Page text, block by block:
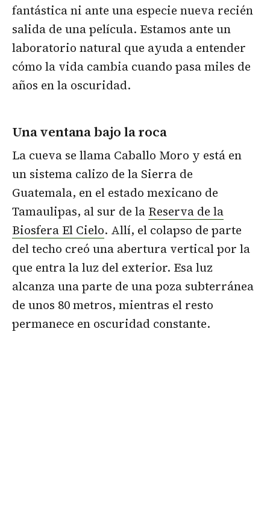
fantástica ni ante una especie nueva recién
salida de una película. Estamos ante un
laboratorio natural que ayuda a entender
cómo la vida cambia cuando pasa miles de
años en la oscuridad.
Una ventana bajo la roca
La cueva se llama Caballo Moro y está en
un sistema calizo de la Sierra de
Guatemala, en el estado mexicano de
Tamaulipas, al sur de la Reserva de la
Biosfera El Cielo. Allí, el colapso de parte
del techo creó una abertura vertical por la
que entra la luz del exterior. Esa luz
alcanza una parte de una poza subterránea
de unos 80 metros, mientras el resto
permanece en oscuridad constante.